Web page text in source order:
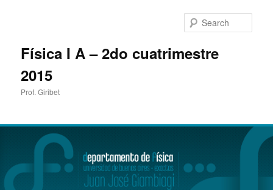
Física I A – 2do cuatrimestre
2015
Prof. Giribet